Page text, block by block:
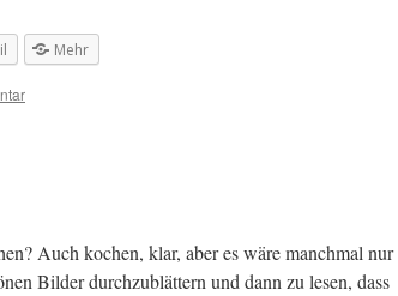
Mehr
Auch kochen, klar, aber es wäre manchmal nur
Bilder durchzublättern und dann zu lesen, dass